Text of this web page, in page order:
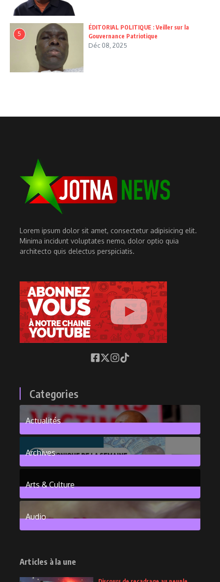
5
ÉDITORIAL POLITIQUE : Veiller sur la
Gouvernance Patriotique
Déc 08, 2025
Lorem ipsum dolor sit amet, consectetur adipisicing elit.
Minima incidunt voluptates nemo, dolor optio quia
architecto quis delectus perspiciatis.
Categories
Actualités
376Posts
Archives
Arts & Culture
6Posts
Audio
Articles à la une